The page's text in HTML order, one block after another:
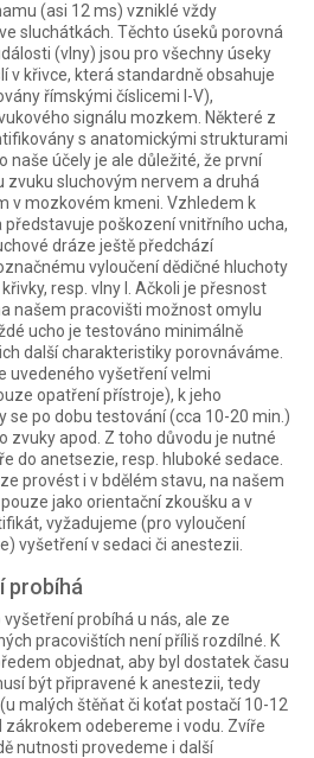
(asi 12 ms) vzniklé vždy
sluchátkách. Těchto úseků porovná
(vlny) jsou pro všechny úseky
v křivce, která standardně obsahuje
římskými číslicemi I-V),
signálu mozkem. Některé z
s anatomickými strukturami
naše účely je ale důležité, že první
zvuku sluchovým nervem a druhá
v mozkovém kmeni. Vzhledem k
poškození vnitřního ucha,
dráze ještě předchází
vyloučení dědičné hluchoty
resp. vlny I. Ačkoli je přesnost
našem pracovišti možnost omylu
ucho je testováno minimálně
další charakteristiky porovnáváme.
uvedeného vyšetření velmi
opatření přístroje), k jeho
se po dobu testování (cca 10-20 min.)
zvuky apod. Z toho důvodu je nutné
do anetsezie, resp. hluboké sedace.
provést i v bdělém stavu, na našem
jako orientační zkoušku a v
vyžadujeme (pro vyloučení
vyšetření v sedaci či anestezii.
probíhá
probíhá u nás, ale ze
pracovištích není příliš rozdílné. K
objednat, aby byl dostatek času
být připravené k anestezii, tedy
malých štěňat či koťat postačí 10-12
zákrokem odebereme i vodu. Zvíře
nutnosti provedeme i další